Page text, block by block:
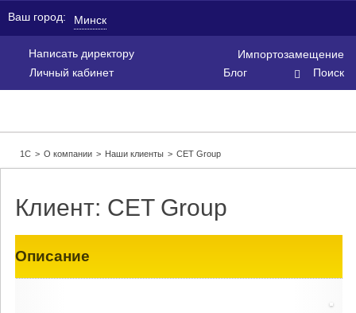
Написать директору
Блог
Импортозамещение
Личный кабинет
Ваш город: Минск
Поиск
1С > О компании > Наши клиенты > CET Group
Клиент: CET Group
Описание